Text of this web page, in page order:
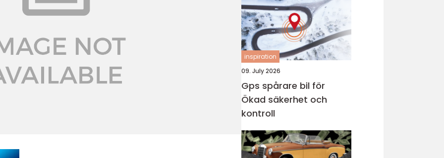
inspiration
09. July 2026
Gps spårare bil för
Ökad säkerhet och
kontroll